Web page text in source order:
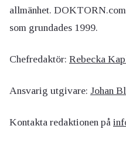
allmänhet.
som grundades 1999.
Chefredaktör: Rebecka
Ansvarig utgivare: Johan
Kontakta redaktionen på